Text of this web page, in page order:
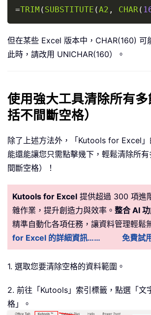
=TRIM ( SUBSTITUTE (A2 , CHAR(
但在某些 Excel 版本中，CHAR(160) 可
此時，請改用 UNICHAR(160）。
使用強大工具清除所有
括不間斷空格）
除了上述方法外，「Kutools for Excel
能還能讓您只需點擊幾下，輕鬆清除所
間斷空格）！
Kutools for Excel 提供超過 300 項進
雜作業，提升創造力與效率。 整合 AI
精準自動化各項任務，讓資料管理輕鬆
for Excel 的詳細資訊……
免費試
1. 選取您要清除空格的資料範圍。
2. 前往「Kutools」索引標籤，點選「文
格」。